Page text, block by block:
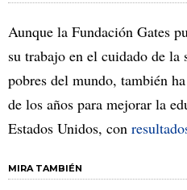
Aunque la Fundación Gates
su trabajo en el cuidado de la
pobres del mundo, también
de los años para mejorar la
Estados Unidos, con
MIRA TAMBIÉN